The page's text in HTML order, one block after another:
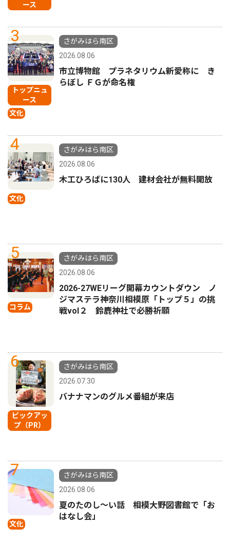
ース
3
トップニュ
ース
文化
さがみはら南区
2026.08.06
市立博物館 プラネタリウム新愛称に き
らぼし ＦＧが命名権
4
文化
さがみはら南区
2026.08.06
木工ひろばに130人 建材会社が無料開放
5
コラム
さがみはら南区
2026.08.06
2026-27WEリーグ開幕カウントダウン ノ
ジマステラ神奈川相模原「トップ５」の挑
戦vol２ 鈴鹿神社で必勝祈願
6
ピックアッ
プ（PR）
さがみはら南区
2026.07.30
バナナマンのグルメ番組が来店
7
文化
さがみはら南区
2026.08.06
夏のたのし〜い話 相模大野図書館で「お
はなし会」